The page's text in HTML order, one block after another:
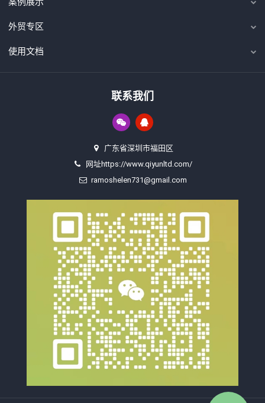
外贸专区
使用文档
联系我们
广东省深圳市福田区
网址https://www.qiyunltd.com/
ramoshelen731@gmail.com